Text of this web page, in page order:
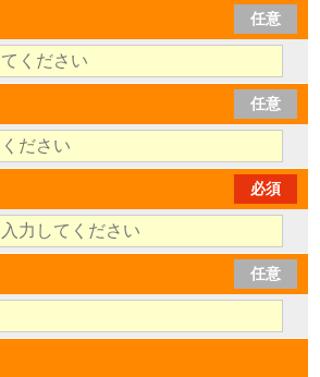
任意
任意
必須
任意